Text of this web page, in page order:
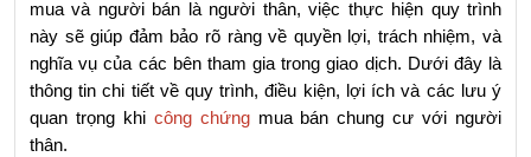
mua và người bán là người thân, việc thực hiện quy trình
này sẽ giúp đảm bảo rõ ràng về quyền lợi, trách nhiệm, và
nghĩa vụ của các bên tham gia trong giao dịch. Dưới đây là
thông tin chi tiết về quy trình, điều kiện, lợi ích và các lưu ý
quan trọng khi công chứng mua bán chung cư với người
thân.